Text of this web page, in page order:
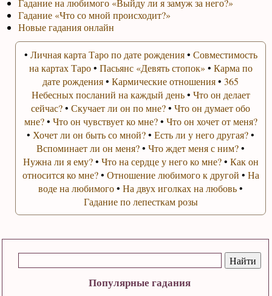
Популярные гадания
Гадание «Что со мной происходит?»
Новые гадания онлайн
• Личная карта Таро по дате рождения• Совместимость
на картах Таро• Пасьянс «Девять стопок» • Карма по
дате рождения•Кармические отношения•365
Небесных посланий на каждый день• Что он делает
сейчас?•Скучает ли он по мне?•Что он думает обо
мне?• Что он чувствует ко мне?• Что он хочет от меня?
• Хочет ли он быть со мной?•Есть ли у него другая?•
Вспоминает ли он меня?•Что ждет меня с ним?•
Нужна ли я ему?• Что на сердце у него ко мне?• Как он
относится ко мне?• Отношение любимого к другой • На
воде на любимого•На двух иголках на любовь•
Гадание по лепесткам розы